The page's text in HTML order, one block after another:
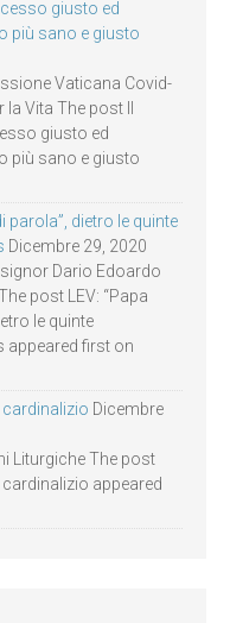
giusto ed
più sano e giusto
Vaticana Covid-
Vita The post Il
giusto ed
più sano e giusto
parola”, dietro le quinte
Dicembre 29, 2020
Dario Edoardo
post LEV: “Papa
le quinte
appeared first on
cardinalizio Dicembre
Liturgiche The post
appeared